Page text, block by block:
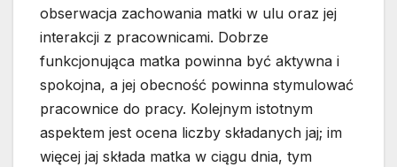
obserwacja zachowania matki w ulu oraz jej
interakcji z pracownicami. Dobrze
funkcjonująca matka powinna być aktywna i
spokojna, a jej obecność powinna stymulować
pracownice do pracy. Kolejnym istotnym
aspektem jest ocena liczby składanych jaj; im
więcej jaj składa matka w ciągu dnia, tym